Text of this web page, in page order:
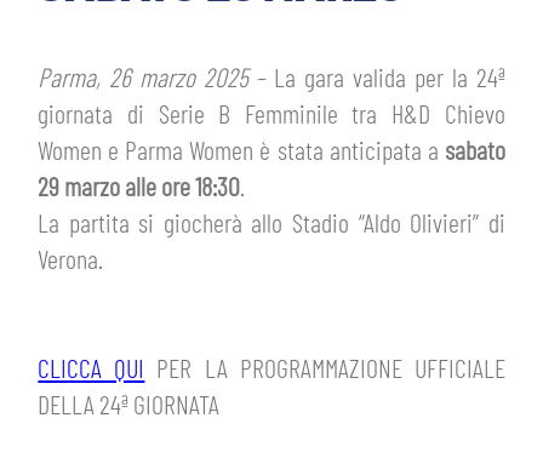
PRIMA SQUADRA FEMMINILE
GIOVANILE MASCHILE
GIOVANILE FEMMINILE
MASCHILE
FEMMINILE
BIGLIETTI E ABBONAMENTI
ABBONAMENTI
INFO BIGLIETTI
TARDINI CARD
SHOP
MUSEUM CLUB EXPERIENCE
ESPORTS
Parma, 26 marzo 2025– La gara valida per la 24ª
giornata di Serie B Femminile tra H&D Chievo
Women e Parma Women è stata anticipata a sabato
29 marzo alle ore 18:30
La partita si giocherà allo Stadio “Aldo Olivieri” di
Verona.
CLICCA QUI PER LA PROGRAMMAZIONE UFFICIALE
DELLA 24ª GIORNATA